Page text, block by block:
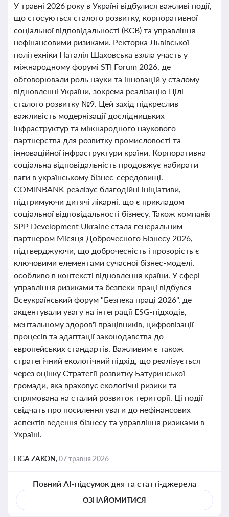
У травні 2026 року в Україні відбулися важливі події,
що стосуються сталого розвитку, корпоративної
соціальної відповідальності (КСВ) та управління
нефінансовими ризиками. Ректорка Львівської
політехніки Наталія Шаховська взяла участь у
міжнародному форумі STI Forum 2026, де
обговорювали роль науки та інновацій у сталому
відновленні України, зокрема реалізацію Цілі
сталого розвитку №9. Цей захід підкреслив
важливість модернізації дослідницьких
інфраструктур та міжнародного наукового
партнерства для розвитку промисловості та
інноваційної інфраструктури країни. Корпоративна
соціальна відповідальність продовжує набирати
ваги в українському бізнес-середовищі.
COMINBANK реалізує благодійні ініціативи,
підтримуючи дитячі лікарні, що є прикладом
соціальної відповідальності бізнесу. Також компанія
SPP Development Ukraine стала генеральним
партнером Місяця Доброчесного Бізнесу 2026,
підтверджуючи, що доброчесність і прозорість є
ключовими елементами сучасної бізнес-моделі,
особливо в контексті відновлення країни. У сфері
управління ризиками та безпеки праці відбувся
Всеукраїнський форум "Безпека праці 2026", де
акцентували увагу на інтеграції ESG-підходів,
ментальному здоров'ї працівників, цифровізації
процесів та адаптації законодавства до
європейських стандартів. Важливим є також
стратегічний екологічний підхід, що реалізується
через оцінку Стратегії розвитку Батуринської
громади, яка враховує екологічні ризики та
спрямована на сталий розвиток території. Ці події
свідчать про посилення уваги до нефінансових
аспектів ведення бізнесу та управління ризиками в
Україні.
LIGA ZAKON,07 травня 2026
Повний AI-підсумок дня та статті-джерела
ОЗНАЙОМИТИСЯ